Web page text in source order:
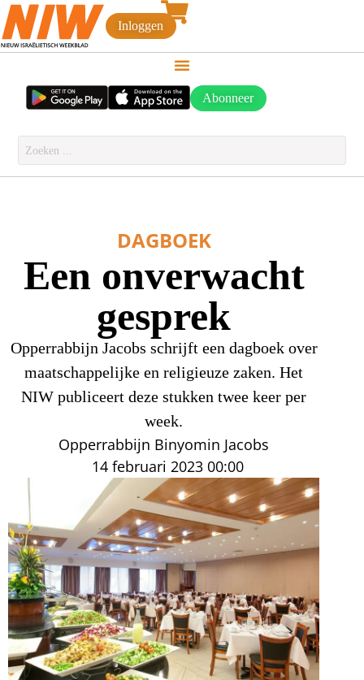
Inloggen
Abonneer
DAGBOEK
Een onverwacht
gesprek
Opperrabbijn Jacobs schrijft een dagboek over
maatschappelijke en religieuze zaken. Het
NIW publiceert deze stukken twee keer per
week.
Opperrabbijn Binyomin Jacobs
14 februari 2023 00:00